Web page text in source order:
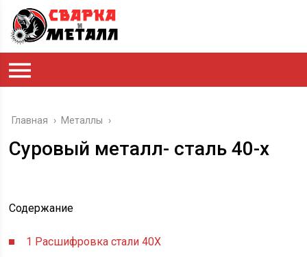
Главная › Металлы ›
Суровый металл- сталь 40-х
Содержание
1 Расшифровка стали 40Х